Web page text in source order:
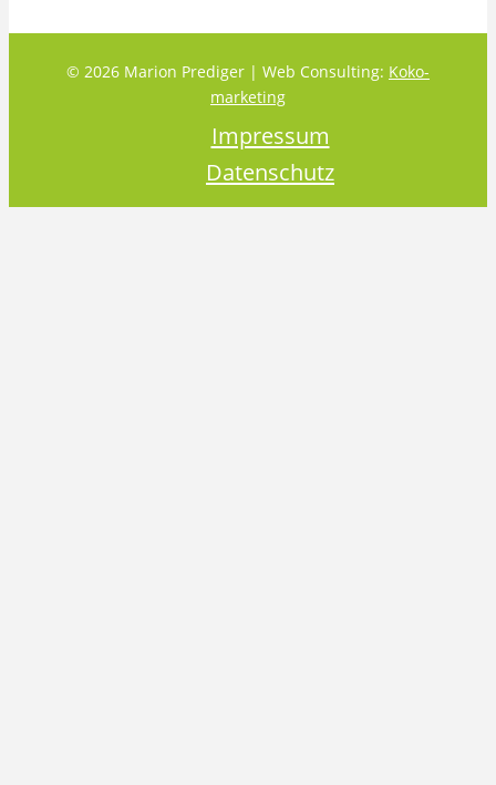
© 2026 Marion Prediger | Web Consulting: Koko-
marketing
Impressum
Datenschutz